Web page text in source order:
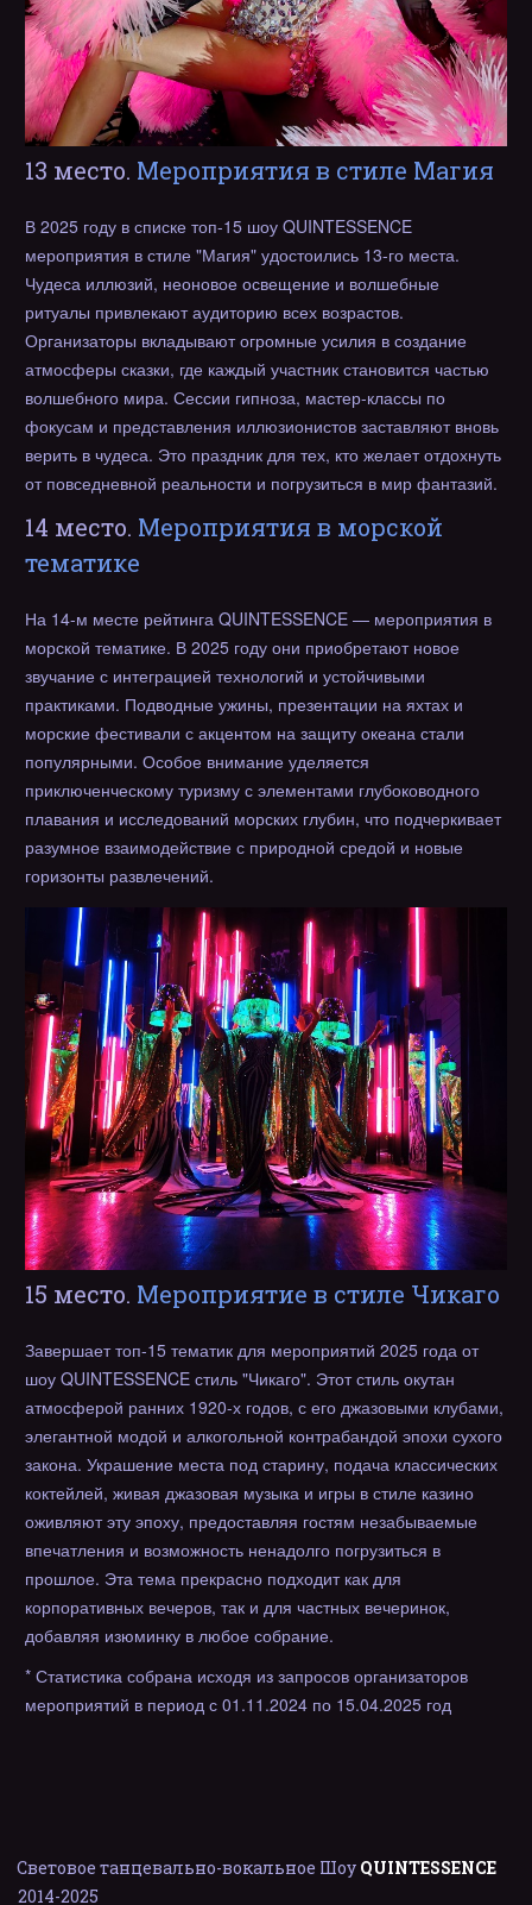
13 место. Мероприятия в стиле Магия
В 2025 году в списке топ-15 шоу QUINTESSENCE
мероприятия в стиле "Магия" удостоились 13-го места.
Чудеса иллюзий, неоновое освещение и волшебные
ритуалы привлекают аудиторию всех возрастов.
Организаторы вкладывают огромные усилия в создание
атмосферы сказки, где каждый участник становится частью
волшебного мира. Сессии гипноза, мастер-классы по
фокусам и представления иллюзионистов заставляют вновь
верить в чудеса. Это праздник для тех, кто желает отдохнуть
от повседневной реальности и погрузиться в мир фантазий.
14 место. Мероприятия в морской
тематике
На 14-м месте рейтинга QUINTESSENCE — мероприятия в
морской тематике. В 2025 году они приобретают новое
звучание с интеграцией технологий и устойчивыми
практиками. Подводные ужины, презентации на яхтах и
морские фестивали с акцентом на защиту океана стали
популярными. Особое внимание уделяется
приключенческому туризму с элементами глубоководного
плавания и исследований морских глубин, что подчеркивает
разумное взаимодействие с природной средой и новые
горизонты развлечений.
15 место. Мероприятие в стиле Чикаго
Завершает топ-15 тематик для мероприятий 2025 года от
шоу QUINTESSENCE стиль "Чикаго". Этот стиль окутан
атмосферой ранних 1920-х годов, с его джазовыми клубами,
элегантной модой и алкогольной контрабандой эпохи сухого
закона. Украшение места под старину, подача классических
коктейлей, живая джазовая музыка и игры в стиле казино
оживляют эту эпоху, предоставляя гостям незабываемые
впечатления и возможность ненадолго погрузиться в
прошлое. Эта тема прекрасно подходит как для
корпоративных вечеров, так и для частных вечеринок,
добавляя изюминку в любое собрание.
* Статистика собрана исходя из запросов организаторов
мероприятий в период с 01.11.2024 по 15.04.2025 год
Световое танцевально-вокальное Шоу QUINTESSENCE
2014-2025